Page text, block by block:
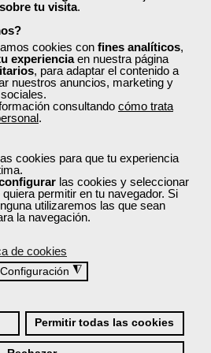
tu visita.
cookies con fines analíticos,
experienciaen nuestra página
, para adaptar el contenido a
nuestros anuncios, marketing y
consultando cómo trata
.
cookies para que tu experiencia
las cookies y seleccionar
permitir en tu navegador. Si
utilizaremos las que sean
la navegación.
de cookies
Configuración ◮
Permitir todas las cookies
4 163
100%
y autónomos.
Sector
y Seguros.
Cursos Femxa